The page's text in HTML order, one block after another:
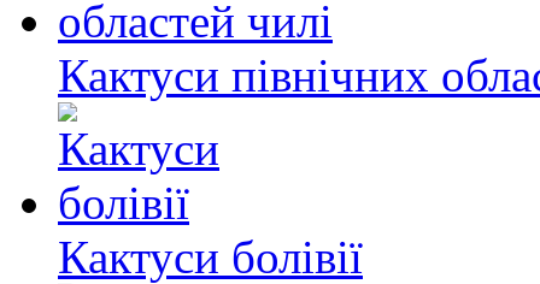
Кактуси північних
Кактуси болівії